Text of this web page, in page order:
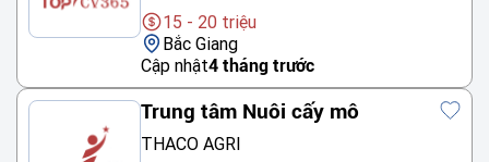
15 - 20 triệu
Bắc Giang
Cập nhật4 tháng trước
Trung tâm Nuôi cấy mô
THACO AGRI